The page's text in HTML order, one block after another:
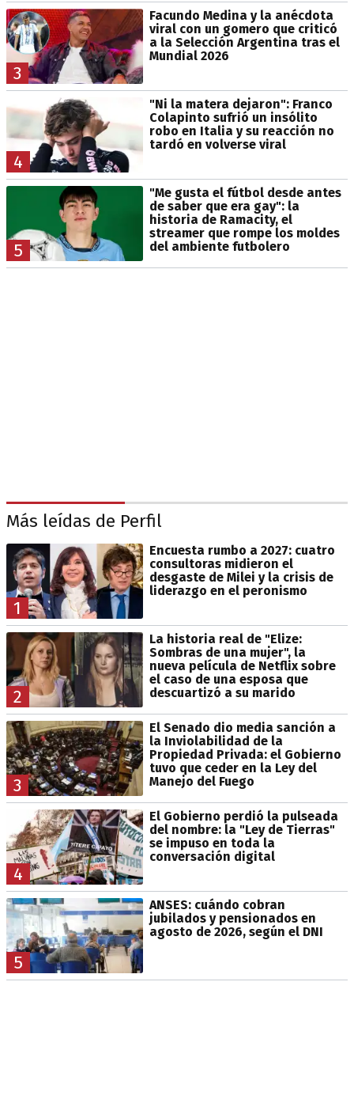
3
Facundo Medina y la anécdota
viral con un gomero que criticó
a la Selección Argentina tras el
Mundial 2026
4
"Ni la matera dejaron": Franco
Colapinto sufrió un insólito
robo en Italia y su reacción no
tardó en volverse viral
5
"Me gusta el fútbol desde antes
de saber que era gay": la
historia de Ramacity, el
streamer que rompe los moldes
del ambiente futbolero
Más leídas de Perfil
1
Encuesta rumbo a 2027: cuatro
consultoras midieron el
desgaste de Milei y la crisis de
liderazgo en el peronismo
2
La historia real de "Elize:
Sombras de una mujer", la
nueva película de Netflix sobre
el caso de una esposa que
descuartizó a su marido
3
El Senado dio media sanción a
la Inviolabilidad de la
Propiedad Privada: el Gobierno
tuvo que ceder en la Ley del
Manejo del Fuego
4
El Gobierno perdió la pulseada
del nombre: la "Ley de Tierras"
se impuso en toda la
conversación digital
5
ANSES: cuándo cobran
jubilados y pensionados en
agosto de 2026, según el DNI